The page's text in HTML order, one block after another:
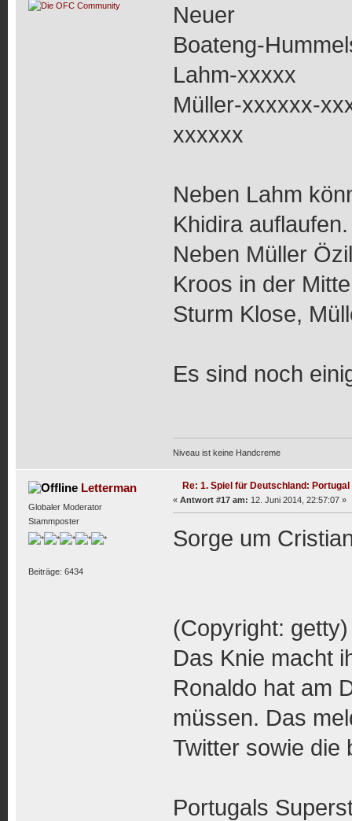
Neuer
Boateng-
Lahm-xxxxx
Müller-xxxxxx-
xxxxxx
Neben Lahm
Khidira auflaufen.
Neben Müller
Kroos in der
Sturm Klose,
Es sind noch
Niveau ist keine Handcreme
Letterman
Globaler Moderator
Stammposter
Beiträge: 6434
Re: 1. Spiel für Deutschland: Portugal
« Antwort #17 am: 12. Juni 2014, 22:57:07 »
Sorge um
(Copyright: getty)
Das Knie macht
Ronaldo hat am
müssen. Das
Twitter sowie die
Portugals